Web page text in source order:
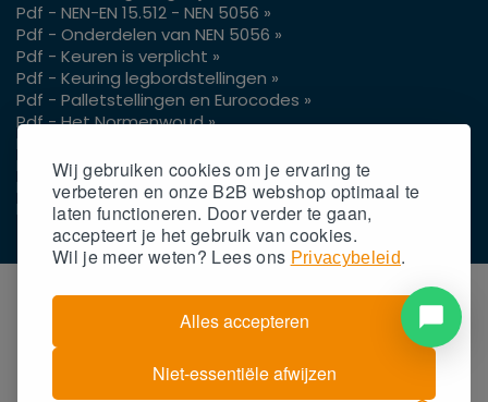
Wij gebruiken cookies om je ervaring te
verbeteren en onze B2B webshop optimaal te
laten functioneren. Door verder te gaan,
accepteert je het gebruik van cookies.
Wil je meer weten? Lees ons Privacybeleid.
Alles accepteren
Niet-essentiële afwijzen
Pdf - NEN-EN 15.512 - NEN 5056 »
Pdf - Onderdelen van NEN 5056 »
Pdf - Keuren is verplicht »
Pdf - Keuring legbordstellingen »
Pdf - Palletstellingen en Eurocodes »
Pdf - Het Normenwoud »
Pdf - Vrije hoogte pallets »
Pdf - Gangpaden voor je reachtruck »
Pdf - Gaasachterwand op palletstellingen »
Pdf - Gangpadbreedtes 3 of 4 wielen »